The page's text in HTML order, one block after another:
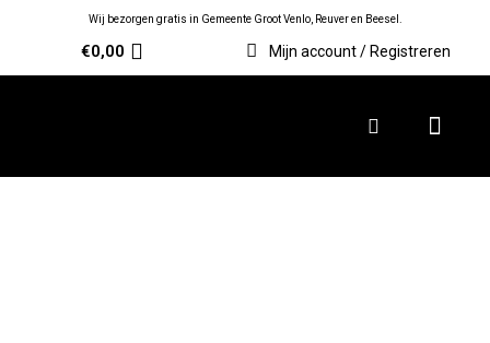
Wij bezorgen gratis in Gemeente Groot Venlo, Reuver en Beesel.
€0,00 Mijn account / Registreren